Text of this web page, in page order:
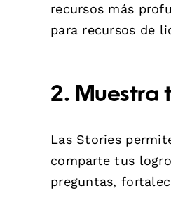
recursos más
para recursos de
2. Muestra
Las Stories
comparte tus
preguntas,